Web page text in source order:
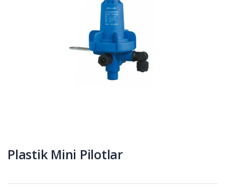
Plastik Mini Pilotlar